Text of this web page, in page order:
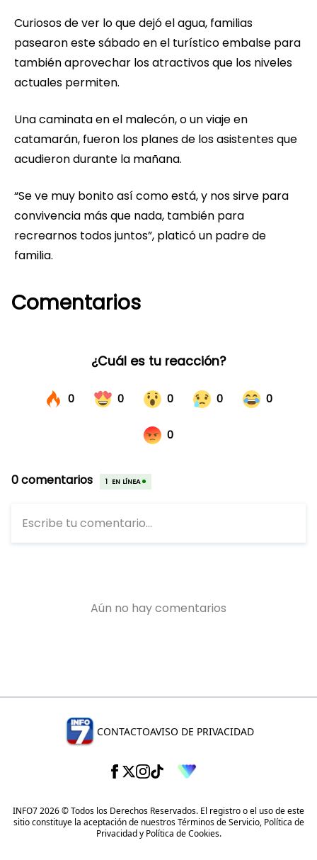
Curiosos de ver lo que dejó el agua, familias
pasearon este sábado en el turístico embalse para
también aprovechar los atractivos que los niveles
actuales permiten.
Una caminata en el malecón, o un viaje en
catamarán, fueron los planes de los asistentes que
acudieron durante la mañana.
“Se ve muy bonito así como está, y nos sirve para
convivencia más que nada, también para
recrearnos todos juntos”, platicó un padre de
familia.
Comentarios
CONTACTOAVISO DE PRIVACIDAD
INFO7 2026 © Todos los Derechos Reservados. El registro o el uso de este
sitio constituye la aceptación de nuestrosTérminos de Servicio, Política de
Privacidady Política de Cookies.